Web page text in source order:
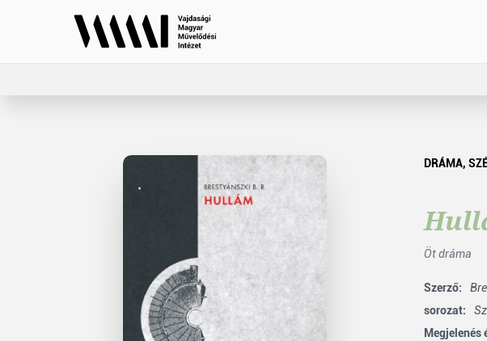
DRÁMA,
Öt dráma
Szerző:
sorozat:
Megjelenés